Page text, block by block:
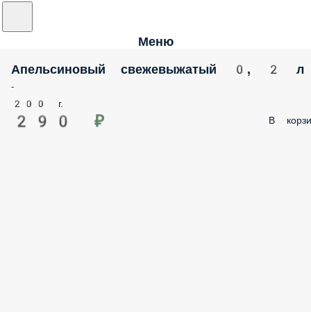
Меню
Апельсиновый свежевыжатый 0, 2 л
-
200 г.
290 ₽ В